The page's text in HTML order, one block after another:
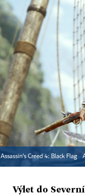
Assassin's Creed 4: Black Flag
Výlet do